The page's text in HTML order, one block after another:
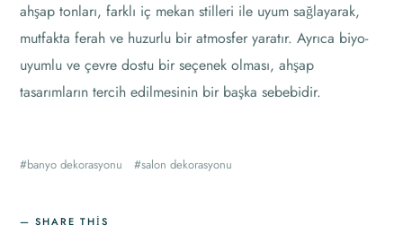
ahşap tonları, farklı iç mekan stilleri ile uyum sağlayarak,
mutfakta ferah ve huzurlu bir atmosfer yaratır. Ayrıca biyo-
uyumlu ve çevre dostu bir seçenek olması, ahşap
tasarımların tercih edilmesinin bir başka sebebidir.
banyo dekorasyonu salon dekorasyonu
SHARE THIS